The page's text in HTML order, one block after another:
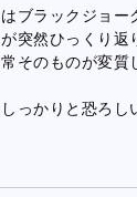
ブラックジョー
突然ひっくり返
そのものが変質
っかりと恐ろ